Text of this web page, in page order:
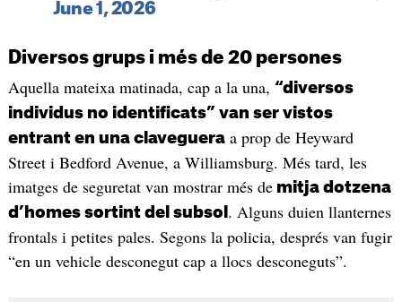
June 1, 2026
Diversos grups i més de 20 persones
Aquella mateixa matinada, cap a la una, “diversos
individus no identificats” van ser vistos
entrant en una clavegueraa prop de Heyward
Street i Bedford Avenue, a Williamsburg. Més tard, les
imatges de seguretat van mostrar més demitja dotzena
d’homes sortint del subsol . Alguns duien llanternes
frontals i petites pales. Segons la policia, després van fugir
“en un vehicle desconegut cap a llocs desconeguts”.